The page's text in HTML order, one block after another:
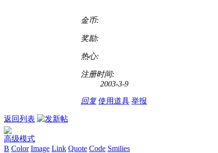
金币:
奖励:
热心:
注册时间:
2003-3-9
回复 使用道具 举报
返回列表
高级模式
B Color Image Link Quote Code Smilies